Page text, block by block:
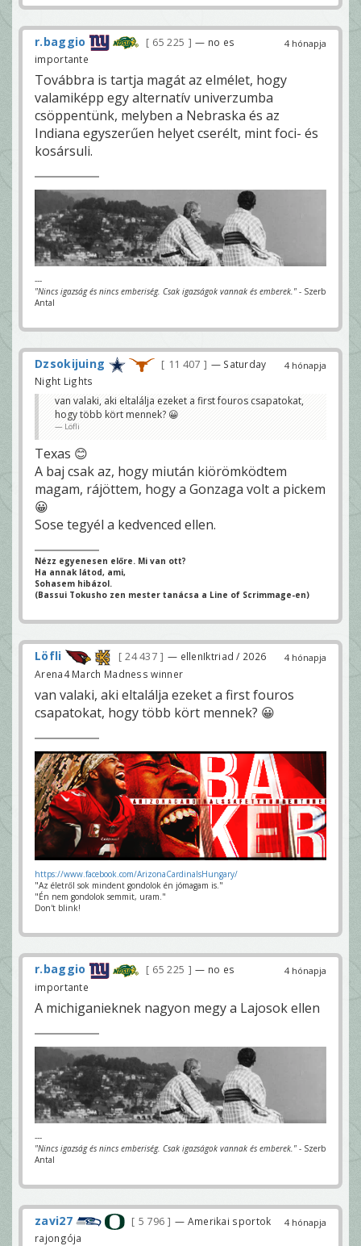
4 hónapja
r.baggio 65 225
— no es
importante
Továbbra is tartja magát az elmélet, hogy
valamiképp egy alternatív univerzumba
csöppentünk, melyben a Nebraska és az
Indiana egyszerűen helyet cserélt, mint foci- és
kosársuli.
---
"Nincs igazság és nincs emberiség. Csak igazságok vannak és emberek." - Szerb
Antal
4 hónapja
Dzsokijuing 11 407
— Saturday
Night Lights
van valaki, aki eltalálja ezeket a first fouros csapatokat,
hogy több kört mennek? 😀
Löfli
Texas 😊
A baj csak az, hogy miután kiörömködtem
magam, rájöttem, hogy a Gonzaga volt a pickem
😀
Sose tegyél a kedvenced ellen.
Nézz egyenesen előre. Mi van ott?
Ha annak látod, ami,
Sohasem hibázol.
(Bassui Tokusho zen mester tanácsa a Line of Scrimmage-en)
4 hónapja
Löfli 24 437
— ellenIktriad / 2026
Arena4 March Madness winner
van valaki, aki eltalálja ezeket a first fouros
csapatokat, hogy több kört mennek? 😀
https://www.facebook.com/ArizonaCardinalsHungary/
"Az életről sok mindent gondolok én jómagam is."
"Én nem gondolok semmit, uram."
Don't blink!
4 hónapja
r.baggio 65 225
— no es
importante
A michiganieknek nagyon megy a Lajosok ellen
---
"Nincs igazság és nincs emberiség. Csak igazságok vannak és emberek." - Szerb
Antal
4 hónapja
zavi27 5 796
— Amerikai sportok
rajongója